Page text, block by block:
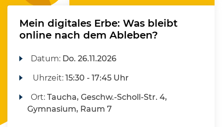
Mein digitales Erbe: Was bleibt
online nach dem Ableben?
Datum: Do. 26.11.2026
Uhrzeit:15:30 - 17:45 Uhr
Ort:Taucha, Geschw.-Scholl-Str. 4,
Gymnasium, Raum 7